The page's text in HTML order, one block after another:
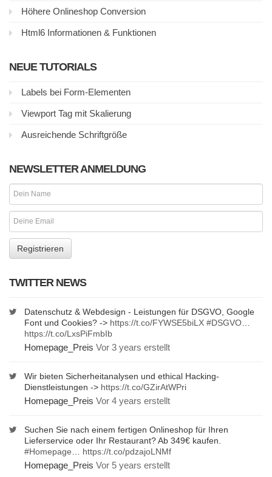
Höhere Onlineshop Conversion
Html6 Informationen & Funktionen
NEUE TUTORIALS
Labels bei Form-Elementen
Viewport Tag mit Skalierung
Ausreichende Schriftgröße
NEWSLETTER ANMELDUNG
TWITTER NEWS
Datenschutz & Webdesign - Leistungen für DSGVO, Google
Font und Cookies? -> https://t.co/FYWSE5biLX #DSGVO
https://t.co/LxsPiFmbIb
Homepage_Preis Vor 3 years erstellt
Wir bieten Sicherheitanalysen und ethical Hacking-
Dienstleistungen -> https://t.co/GZirAtWPri
Homepage_Preis Vor 4 years erstellt
Suchen Sie nach einem fertigen Onlineshop für Ihren
Lieferservice oder Ihr Restaurant? Ab 349€ kaufen.
#Homepage
https://t.co/pdzajoLNMf
Homepage_Preis Vor 5 years erstellt